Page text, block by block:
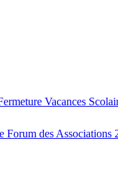
Vacances
des Associations